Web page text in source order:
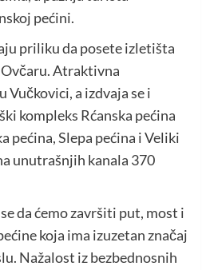
pećini.
priliku da posete izletišta
Atraktivna
Vučkovici, a izdvaja se i
kompleks Rćanska pećina
pećina, Slepa pećina i Veliki
unutrašnjih kanala 370
da ćemo završiti put, most i
koja ima izuzetan značaj
Nažalost iz bezbednosnih